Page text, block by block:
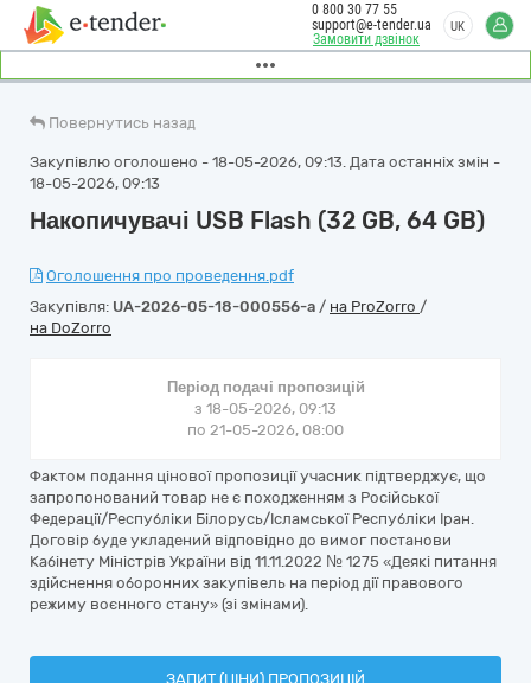
Замовити дзвінок
0 800 30 77 55
support@e-tender.ua
UK
Повернутись назад
Закупівлю оголошено - 18-05-2026, 09:13. Дата останніх змін -
18-05-2026, 09:13
Накопичувачі USB Flash (32 GB, 64 GB)
Оголошення про проведення.pdf
Закупівля: UA-2026-05-18-000556-a / на ProZorro /
на DoZorro
Період подачі пропозицій
з 18-05-2026, 09:13
по 21-05-2026, 08:00
Фактом подання цінової пропозиції учасник підтверджує, що
запропонований товар не є походженням з Російської
Федерації/Республіки Білорусь/Ісламської Республіки Іран.
Договір буде укладений відповідно до вимог постанови
Кабінету Міністрів України від 11.11.2022 № 1275 «Деякі питання
здійснення оборонних закупівель на період дії правового
режиму воєнного стану» (зі змінами).
ЗАПИТ (ЦІНИ) ПРОПОЗИЦІЙ